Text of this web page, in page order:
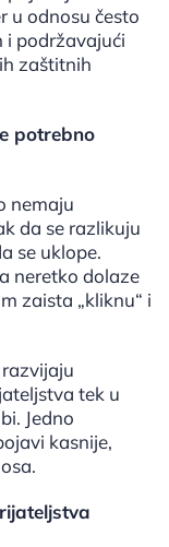
u odnosu često
i podržavajući
zaštitnih
potrebno
nemaju
da se razlikuju
se uklope.
neretko dolaze
zaista „kliknu“ i
tek u
Jedno
kasnije,